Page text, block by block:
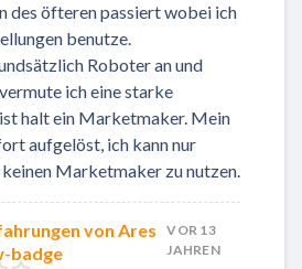
des öfteren passiert wobei ich
benutze.
Roboter an und
ich eine starke
halt ein Marketmaker. Mein
aufgelöst, ich kann nur
Marketmaker zu nutzen.
von Ares
VOR 13
JAHREN